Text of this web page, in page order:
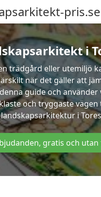
pris.se
i
trädgård eller utemiljö
när det gäller att
guide och
och tryggaste
landskapsarkitektur i
gratis och